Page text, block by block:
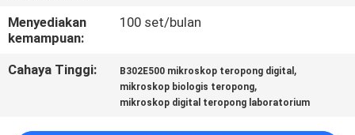
PERMINTAAN
PENAWARAN
Menyediakan
kemampuan:
100 set/bulan
Cahaya Tinggi: B302E500 mikroskop teropong digital ,
mikroskop biologis teropong,
mikroskop digital teropong laboratorium